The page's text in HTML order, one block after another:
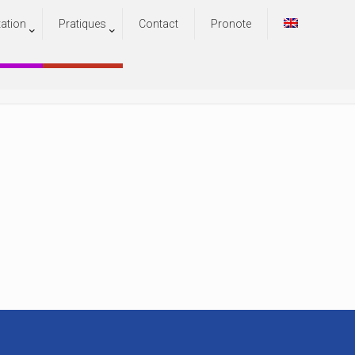
Pratiques Contact Pronote